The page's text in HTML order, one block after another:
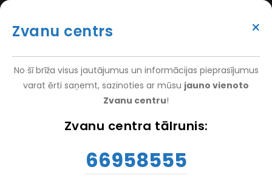
Pārlekt
galveno
MENU
VAKANCES
DARBINIEKIEM
Atpakaļceļš
Cenu aptaujas
×
Zvanu centrs
No šī brīža visus jautājumus un informācijas pieprasījumus
varat ērti saņemt, sazinoties ar mūsu jauno vienoto
Zvanu centru!
Zvanu centra tālrunis:
66958555